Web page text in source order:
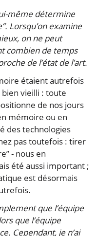
même détermine
Lorsqu’on examine
on ne peut
combien de temps
de l’état de l’art.
étaient autrefois
bien vieilli : toute
de nos jours
mémoire ou en
des technologies
pas toutefois : tirer
- nous en
été aussi important ;
est désormais
que l’équipe
que l’équipe
Cependant, je n’ai